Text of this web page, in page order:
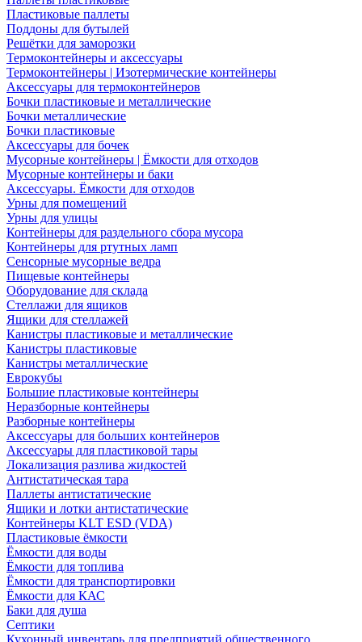
Пластиковые паллеты
Поддоны для бутылей
Решётки для заморозки
Термоконтейнеры и аксессуары
Термоконтейнеры | Изотермические контейнеры
Аксессуары для термоконтейнеров
Бочки пластиковые и металлические
Бочки металлические
Бочки пластиковые
Аксессуары для бочек
Мусорные контейнеры | Ёмкости для отходов
Мусорные контейнеры и баки
Аксессуары. Ёмкости для отходов
Урны для помещений
Урны для улицы
Контейнеры для раздельного сбора мусора
Контейнеры для ртутных ламп
Сенсорные мусорные ведра
Пищевые контейнеры
Оборудование для склада
Стеллажи для ящиков
Ящики для стеллажей
Канистры пластиковые и металлические
Канистры пластиковые
Канистры металлические
Еврокубы
Большие пластиковые контейнеры
Неразборные контейнеры
Разборные контейнеры
Аксессуары для больших контейнеров
Аксессуары для пластиковой тары
Локализация разлива жидкостей
Антистатическая тара
Паллеты антистатические
Ящики и лотки антистатические
Контейнеры KLT ESD (VDA)
Пластиковые ёмкости
Ёмкости для воды
Ёмкости для топлива
Ёмкости для транспортировки
Ёмкости для КАС
Баки для душа
Септики
Кухонный инвентарь для предприятий общественного